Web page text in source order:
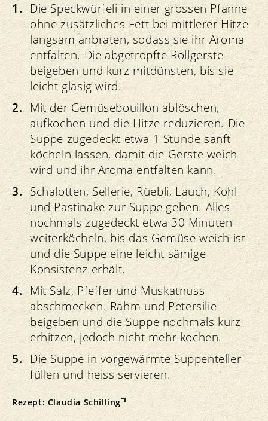
Die Speckwürfeli in einer grossen Pfanne
ohne zusätzliches Fett bei mittlerer Hitze
langsam anbraten, sodass sie ihr Aroma
entfalten. Die abgetropfte Rollgerste
beigeben und kurz mitdünsten, bis sie
leicht glasig wird.
Mit der Gemüsebouillon ablöschen,
aufkochen und die Hitze reduzieren. Die
Suppe zugedeckt etwa 1 Stunde sanft
köcheln lassen, damit die Gerste weich
wird und ihr Aroma entfalten kann.
Schalotten, Sellerie, Rüebli, Lauch, Kohl
und Pastinake zur Suppe geben. Alles
nochmals zugedeckt etwa 30 Minuten
weiterköcheln, bis das Gemüse weich ist
und die Suppe eine leicht sämige
Konsistenz erhält.
Mit Salz, Pfeffer und Muskatnuss
abschmecken. Rahm und Petersilie
beigeben und die Suppe nochmals kurz
erhitzen, jedoch nicht mehr kochen.
Die Suppe in vorgewärmte Suppenteller
füllen und heiss servieren.
Rezept: Claudia Schilling